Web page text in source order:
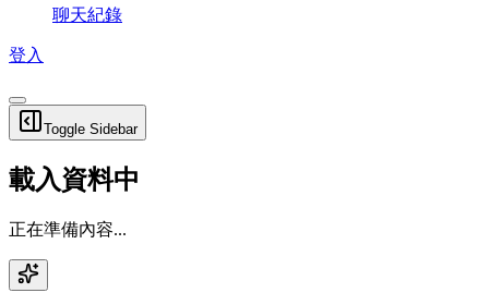
聊天紀錄
登入
Toggle Sidebar
載入資料中
正在準備內容...